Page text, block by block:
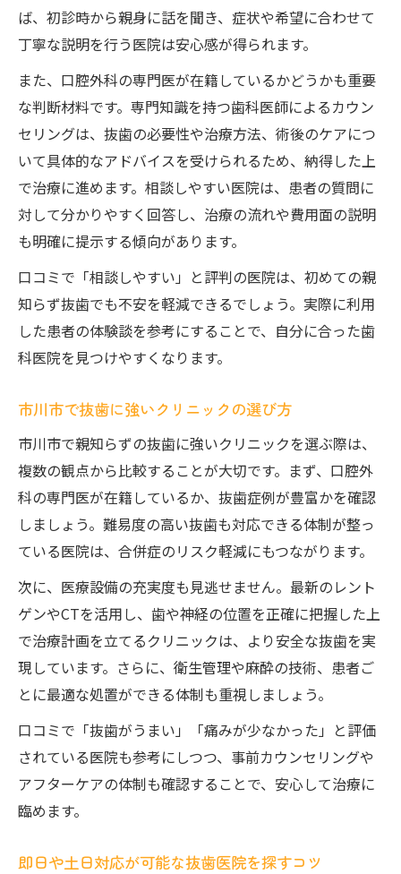
ば、初診時から親身に話を聞き、症状や希望に合わせて
丁寧な説明を行う医院は安心感が得られます。
また、口腔外科の専門医が在籍しているかどうかも重要
な判断材料です。専門知識を持つ歯科医師によるカウン
セリングは、抜歯の必要性や治療方法、術後のケアにつ
いて具体的なアドバイスを受けられるため、納得した上
で治療に進めます。相談しやすい医院は、患者の質問に
対して分かりやすく回答し、治療の流れや費用面の説明
も明確に提示する傾向があります。
口コミで「相談しやすい」と評判の医院は、初めての親
知らず抜歯でも不安を軽減できるでしょう。実際に利用
した患者の体験談を参考にすることで、自分に合った歯
科医院を見つけやすくなります。
市川市で抜歯に強いクリニックの選び方
市川市で親知らずの抜歯に強いクリニックを選ぶ際は、
複数の観点から比較することが大切です。まず、口腔外
科の専門医が在籍しているか、抜歯症例が豊富かを確認
しましょう。難易度の高い抜歯も対応できる体制が整っ
ている医院は、合併症のリスク軽減にもつながります。
次に、医療設備の充実度も見逃せません。最新のレント
ゲンやCTを活用し、歯や神経の位置を正確に把握した上
で治療計画を立てるクリニックは、より安全な抜歯を実
現しています。さらに、衛生管理や麻酔の技術、患者ご
とに最適な処置ができる体制も重視しましょう。
口コミで「抜歯がうまい」「痛みが少なかった」と評価
されている医院も参考にしつつ、事前カウンセリングや
アフターケアの体制も確認することで、安心して治療に
臨めます。
即日や土日対応が可能な抜歯医院を探すコツ